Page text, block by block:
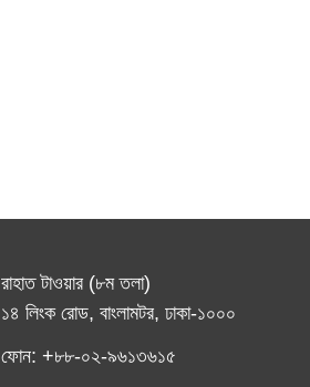
রাহাত টাওয়ার (৮ম তলা)
১৪ লিংক রোড, বাংলামটর, ঢাকা-১০০০
ফোন: +৮৮-০২-৯৬১৩৬১৫